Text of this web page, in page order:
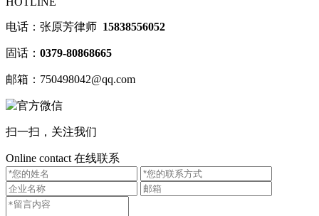
电话：张原芳律师 15838556052
固话： 0379-80868665
邮箱：750498042@qq.com
扫一扫，关注我们
Online contact 在线联系